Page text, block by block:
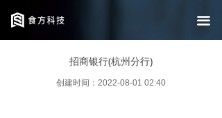
끀
返回中文首页
招商银行(杭州分行)
创建时间： 2022-08-01 02:40